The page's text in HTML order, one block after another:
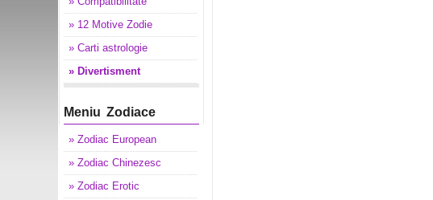
» 12 Motive Zodie
» Carti astrologie
» Divertisment
Meniu Zodiace
» Zodiac European
» Zodiac Chinezesc
» Zodiac Erotic